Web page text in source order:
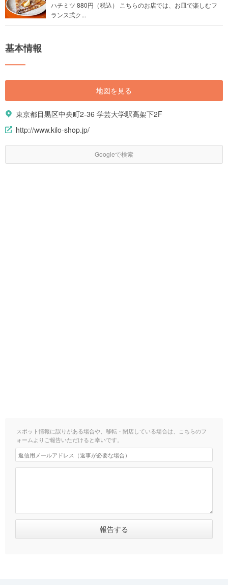
ハチミツ 880円（税込） こちらのお店では、お皿で楽しむフ
ランス式ク...
基本情報
地図を見る
東京都目黒区中央町2-36 学芸大学駅高架下2F
http://www.kilo-shop.jp/
Googleで検索
スポット情報に誤りがある場合や、移転・閉店している場合は、こちらのフ
ォームよりご報告いただけると幸いです。